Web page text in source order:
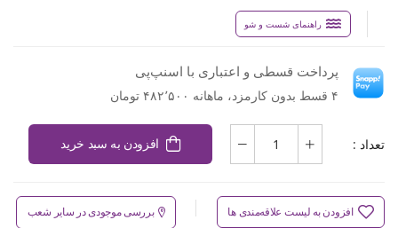
راهنمای شست و شو
پرداخت قسطی و اعتباری با اسنپ‌پی
۴ قسط بدون کارمزد، ماهانه ۴۸۲٬۵۰۰ تومان
تعداد : افزودن به سبد خرید
افزودن به لیست علاقه‌مندی ها بررسی موجودی در سایر شعب